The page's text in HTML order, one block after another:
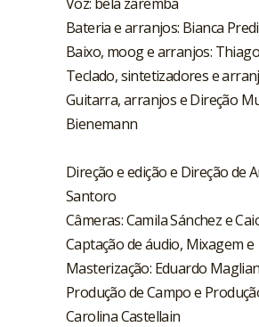
Bateria e arranjos: Bianca
Baixo, moog e arranjos:
Teclado, sintetizadores e
Guitarra, arranjos e Direção
Bienemann
Direção e edição e Direção de
Santoro
Câmeras: Camila Sánchez e
Captação de áudio, Mixagem e
Masterização: Eduardo
Produção de Campo e
Carolina Castellain